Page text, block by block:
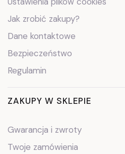
Jak zrobić zakupy?
Dane kontaktowe
Bezpieczeństwo
Regulamin
ZAKUPY W SKLEPIE
Gwarancja i zwroty
Twoje zamówienia